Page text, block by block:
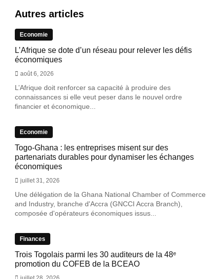
Autres articles
Economie
L’Afrique se dote d’un réseau pour relever les défis
économiques
août 6, 2026
L’Afrique doit renforcer sa capacité à produire des
connaissances si elle veut peser dans le nouvel ordre
financier et économique...
Economie
Togo-Ghana : les entreprises misent sur des
partenariats durables pour dynamiser les échanges
économiques
juillet 31, 2026
Une délégation de la Ghana National Chamber of Commerce
and Industry, branche d'Accra (GNCCI Accra Branch),
composée d'opérateurs économiques issus...
Finances
Trois Togolais parmi les 30 auditeurs de la 48ᵉ
promotion du COFEB de la BCEAO